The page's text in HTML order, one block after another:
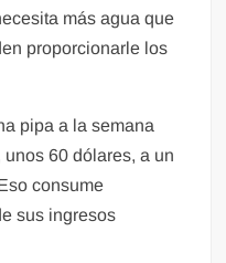
más agua que
proporcionarle los
pipa a la semana
unos 60 dólares, a un
consume
sus ingresos